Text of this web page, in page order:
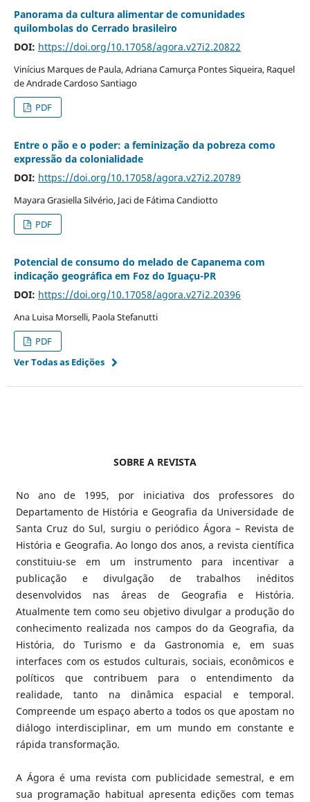
Panorama da cultura alimentar de comunidades
quilombolas do Cerrado brasileiro
DOI: https://doi.org/10.17058/agora.v27i2.20822
Vinícius Marques de Paula, Adriana Camurça Pontes Siqueira, Raquel
de Andrade Cardoso Santiago
PDF
Entre o pão e o poder: a feminização da pobreza como
expressão da colonialidade
DOI: https://doi.org/10.17058/agora.v27i2.20789
Mayara Grasiella Silvério, Jaci de Fátima Candiotto
PDF
Potencial de consumo do melado de Capanema com
indicação geográfica em Foz do Iguaçu-PR
DOI: https://doi.org/10.17058/agora.v27i2.20396
Ana Luisa Morselli, Paola Stefanutti
PDF
Ver Todas as Edições
SOBRE A REVISTA
No ano de 1995, por iniciativa dos professores do
Departamento de História e Geografia da Universidade de
Santa Cruz do Sul, surgiu o periódico Ágora – Revista de
História e Geografia. Ao longo dos anos, a revista científica
constituiu-se em um instrumento para incentivar a
publicação e divulgação de trabalhos inéditos
desenvolvidos nas áreas de Geografia e História.
Atualmente tem como seu objetivo divulgar a produção do
conhecimento realizada nos campos do da Geografia, da
História, do Turismo e da Gastronomia e, em suas
interfaces com os estudos culturais, sociais, econômicos e
políticos que contribuem para o entendimento da
realidade, tanto na dinâmica espacial e temporal.
Compreende um espaço aberto a todos os que apostam no
diálogo interdisciplinar, em um mundo em constante e
rápida transformação.
A Ágora é uma revista com publicidade semestral, e em
sua programação habitual apresenta edições com temas